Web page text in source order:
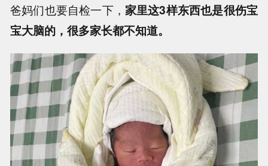
爸妈们也要自检一下， 家里这3样东西也是很伤宝
宝大脑的，很多家长都不知道。